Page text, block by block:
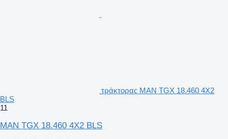
τράκτορας MAN TGX 18.460 4X2
BLS
11
MAN TGX 18.460 4X2 BLS